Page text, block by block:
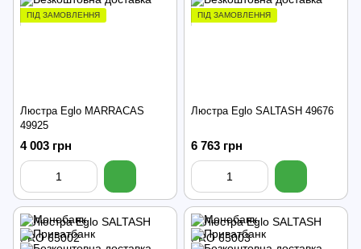
ПІД ЗАМОВЛЕННЯ
Люстра Eglo MARRACAS
49925
4 003 грн
ПІД ЗАМОВЛЕННЯ
Люстра Eglo SALTASH 49676
6 763 грн